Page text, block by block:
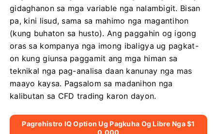
gidaghanon sa mga variable nga nalambigit. Bisan
pa, kini lisud, sama sa mahimo nga magantihon
(kung buhaton sa husto). Ang paggahin og igong
oras sa kompanya nga imong ibaligya ug pagkat-
on kung giunsa paggamit ang mga himan sa
teknikal nga pag-analisa daan kanunay nga mas
maayo kaysa. Pagsalom sa madanihon nga
kalibutan sa CFD trading karon dayon.
Pagrehistro IQ Option Ug Pagkuha Og Libre Nga $1
0,000